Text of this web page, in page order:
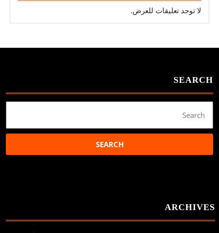
لا توجد تعليقات للعرض.
SEARCH
for:
ARCHIVES